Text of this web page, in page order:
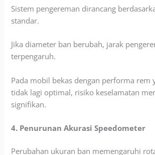
Sistem pengereman dirancang
standar.
Jika diameter ban berubah, jarak
terpengaruh.
Pada mobil bekas dengan performa rem
tidak lagi optimal, risiko keselamatan
signifikan.
4. Penurunan Akurasi Speedometer
Perubahan ukuran ban memengaruhi